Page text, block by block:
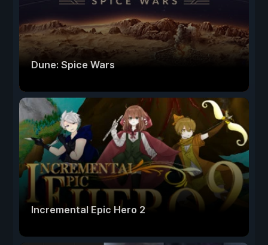
Dune: Spice Wars
Incremental Epic Hero 2